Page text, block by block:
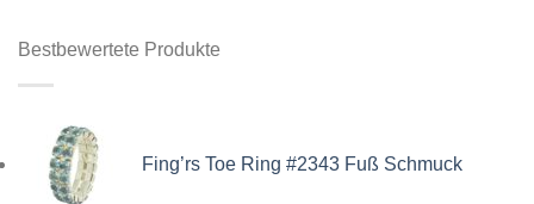
Bestbewertete Produkte
Fing’rs Toe Ring #2343 Fuß Schmuck